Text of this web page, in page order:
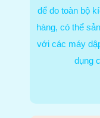
để đo toàn bộ
hàng, có thể
với các máy
dụng